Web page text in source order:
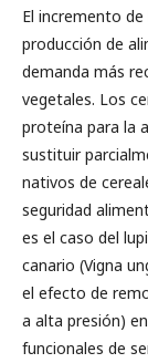
El incremento
producción de
demanda más
vegetales. Los
proteína para la
sustituir
nativos de
seguridad
es el caso del
canario (Vigna
el efecto de
a alta presión)
funcionales de